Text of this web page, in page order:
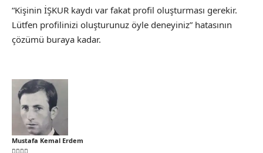
“Kişinin İŞKUR kaydı var fakat profil oluşturması gerekir.
Lütfen profilinizi oluşturunuz öyle deneyiniz” hatasının
çözümü buraya kadar.
Mustafa Kemal Erdem